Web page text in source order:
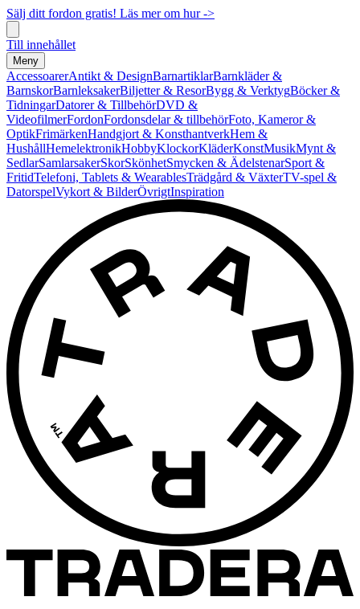
Sälj ditt fordon gratis! Läs mer om hur ->
Till innehållet
Meny
AccessoarerAntikt & DesignBarnartiklarBarnkläder &
BarnskorBarnleksakerBiljetter & ResorBygg & VerktygBöcker &
TidningarDatorer & TillbehörDVD &
VideofilmerFordonFordonsdelar & tillbehörFoto, Kameror &
OptikFrimärkenHandgjort & KonsthantverkHem &
HushållHemelektronikHobbyKlockorKläderKonstMusikMynt &
SedlarSamlarsakerSkorSkönhetSmycken & ÄdelstenarSport &
FritidTelefoni, Tablets & WearablesTrädgård & VäxterTV-spel &
DatorspelVykort & BilderÖvrigtInspiration